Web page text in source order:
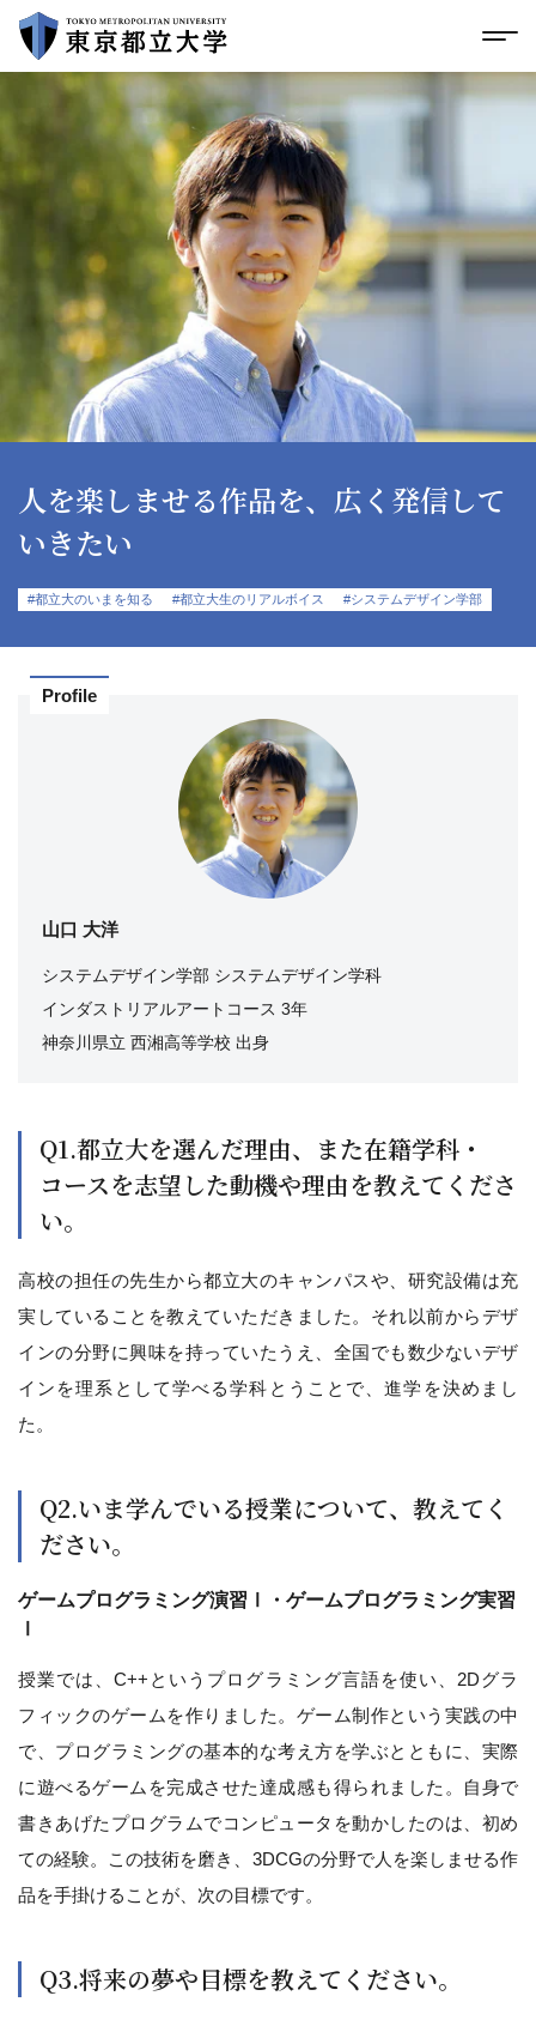
イ
テ
ン
グローバルメニューにスキップ メ
人を楽しませる作品を、広く発信して
いきたい
#都立大のいまを知る #都立大生のリアルボイス #システムデザイン学部
Profile
山口 大洋
システムデザイン学部 システムデザイン学科
インダストリアルアートコース 3年
神奈川県立 西湘高等学校 出身
Q1.都立大を選んだ理由、また在籍学科・
コースを志望した動機や理由を教えてくださ
い。
高校の担任の先生から都立大のキャンパスや、研究設備は充
実していることを教えていただきました。それ以前からデザ
インの分野に興味を持っていたうえ、全国でも数少ないデザ
インを理系として学べる学科とうことで、進学を決めまし
た。
Q2.いま学んでいる授業について、教えてく
ださい。
ゲームプログラミング演習Ⅰ・ゲームプログラミング実習
授業では、C++というプログラミング言語を使い、2Dグラ
フィックのゲームを作りました。ゲーム制作という実践の中
で、プログラミングの基本的な考え方を学ぶとともに、実際
に遊べるゲームを完成させた達成感も得られました。自身で
書きあげたプログラムでコンピュータを動かしたのは、初め
ての経験。この技術を磨き、3DCGの分野で人を楽しませる作
品を手掛けることが、次の目標です。
Q3.将来の夢や目標を教えてください。